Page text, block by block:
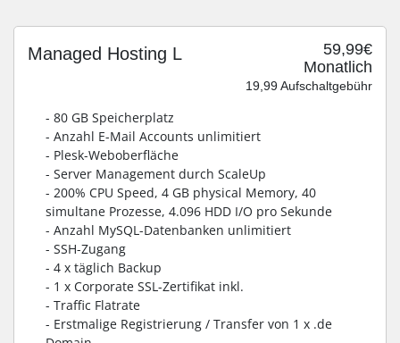
59,99€
Monatlich
19,99 Aufschaltgebühr
Managed Hosting L
- 80 GB Speicherplatz
- Anzahl E-Mail Accounts unlimitiert
- Plesk-Weboberfläche
- Server Management durch ScaleUp
- 200% CPU Speed, 4 GB physical Memory, 40
simultane Prozesse, 4.096 HDD I/O pro Sekunde
- Anzahl MySQL-Datenbanken unlimitiert
- SSH-Zugang
- 4 x täglich Backup
- 1 x Corporate SSL-Zertifikat inkl.
- Traffic Flatrate
- Erstmalige Registrierung / Transfer von 1 x .de